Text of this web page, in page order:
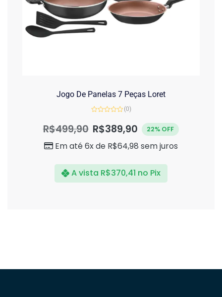
Jogo De Panelas 7 Peças Loret
de
(0)
R$499,90 R$389,90 22% OFF
Em até 6x de R$64,98 sem juros
A vista R$370,41 no Pix